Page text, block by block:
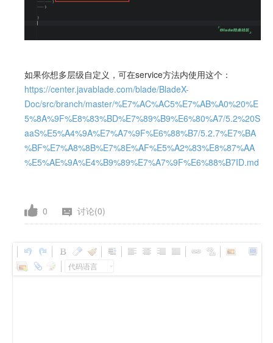
如果你想多层级自定义，可在service方法内使用这个：
https://center.javablade.com/blade/BladeX-
Doc/src/branch/master/%E7%AC%AC5%E7%AB%A0%20%E
5%8A%9F%E8%83%BD%E7%89%B9%E6%80%A7/5.2%20S
aaS%E5%A4%9A%E7%A7%9F%E6%88%B7/5.2.7%E7%BA
%BF%E7%A8%8B%E7%8E%AF%E5%A2%83%E8%87%AA
%E5%AE%9A%E4%B9%89%E7%A7%9F%E6%88%B7ID.md
0 讨论(0)
代码语言